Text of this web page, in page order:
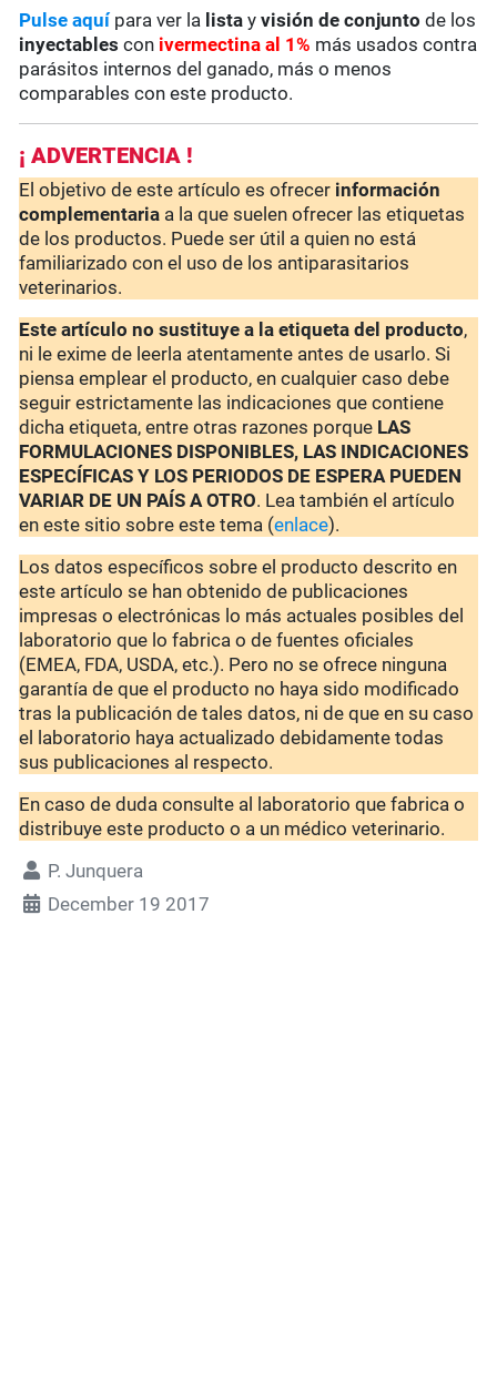
Pulse aquí para ver la lista yvisión de conjunto de los
inyectables con ivermectina al 1% más usados contra
parásitos internos del ganado, más o menos
comparables con este producto.
¡ ADVERTENCIA !
El objetivo de este artículo es ofrecer información
complementaria a la que suelen ofrecer las etiquetas
de los productos. Puede ser útil a quien no está
familiarizado con el uso de los antiparasitarios
veterinarios.
Este artículo no sustituye a la etiqueta del producto,
ni le exime de leerla atentamente antes de usarlo. Si
piensa emplear el producto, en cualquier caso debe
seguir estrictamente las indicaciones que contiene
dicha etiqueta, entre otras razones porque LAS
FORMULACIONES DISPONIBLES, LAS INDICACIONES
ESPECÍFICAS Y LOS PERIODOS DE ESPERA PUEDEN
VARIAR DE UN PAÍS A OTRO. Lea también el artículo
en este sitio sobre este tema (enlace).
Los datos específicos sobre el producto descrito en
este artículo se han obtenido de publicaciones
impresas o electrónicas lo más actuales posibles del
laboratorio que lo fabrica o de fuentes oficiales
(EMEA, FDA, USDA, etc.). Pero no se ofrece ninguna
garantía de que el producto no haya sido modificado
tras la publicación de tales datos, ni de que en su caso
el laboratorio haya actualizado debidamente todas
sus publicaciones al respecto.
En caso de duda consulte al laboratorio que fabrica o
distribuye este producto o a un médico veterinario.
P. Junquera
December 19 2017